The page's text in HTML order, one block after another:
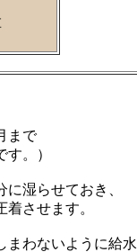
まで
）
湿らせておき、
させます。
まわないように給水